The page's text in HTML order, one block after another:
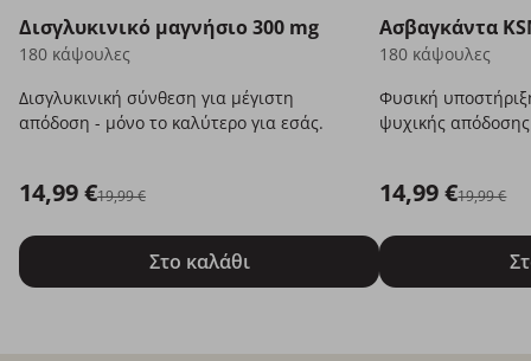
Δισγλυκινικό μαγνήσιο 300 mg
180 κάψουλες
Δισγλυκινική σύνθεση για μέγιστη
απόδοση - μόνο το καλύτερο για εσάς.
14,99 €19,99 €
Στο καλάθι
Ασβαγκάντα
180 κάψουλες
Φυσική
ψυχικής
14,99 €19,99 €